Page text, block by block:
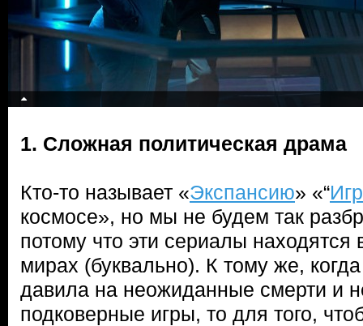
1. Сложная политическая драма
Кто-то называет «Экспансию» «“
космосе», но мы не будем так
потому что эти сериалы
мирах (буквально). К тому же,
давила на неожиданные смерти и
подковерные игры, то для того,